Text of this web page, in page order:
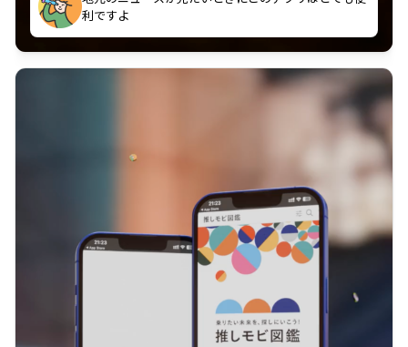
中京テレビのおもしろ番組が視聴可能地域外からも見
いつも利用させていただいております！